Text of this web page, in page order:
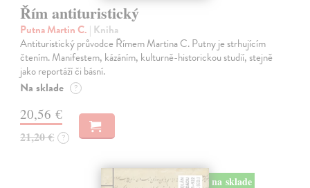
Řím antituristický
Putna Martin C. | Kniha
Antituristický průvodce Římem Martina C. Putny je strhujícím
čtením. Manifestem, kázáním, kulturně-historickou studií, stejně
jako reportáží či básní.
Na sklade ?
20,56 €
21,20 € ?
na sklade